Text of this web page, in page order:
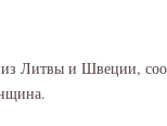
из Литвы и Швеции,